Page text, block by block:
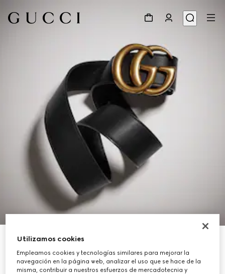
Personalizar con las iniciales
€ 575
Variacionespiel negra
Utilizamos cookies
Empleamos cookies y tecnologías similares para mejorar la
navegación en la página web, analizar el uso que se hace de la
misma, contribuir a nuestros esfuerzos de mercadotecnia y